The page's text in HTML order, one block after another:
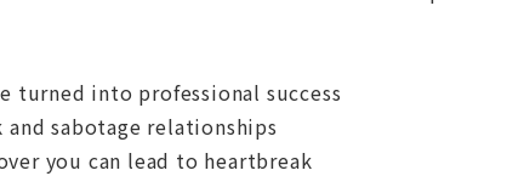
turned into professional success
and sabotage relationships
you can lead to heartbreak